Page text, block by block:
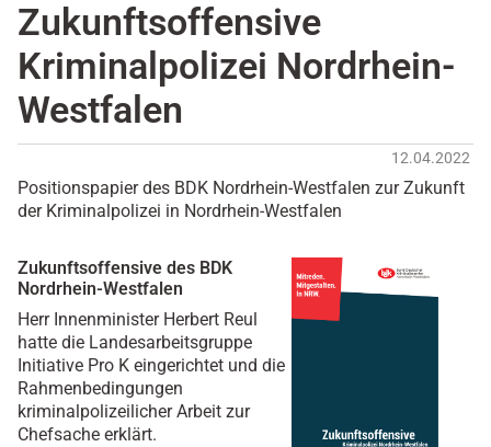
Zukunftsoffensive
Kriminalpolizei Nordrhein-
Westfalen
12.04.2022
Positionspapier des BDK Nordrhein-Westfalen zur Zukunft
der Kriminalpolizei in Nordrhein-Westfalen
Zukunftsoffensive des BDK
Nordrhein-Westfalen
Herr Innenminister Herbert Reul
hatte die Landesarbeitsgruppe
Initiative Pro K eingerichtet und die
Rahmenbedingungen
kriminalpolizeilicher Arbeit zur
Chefsache erklärt.